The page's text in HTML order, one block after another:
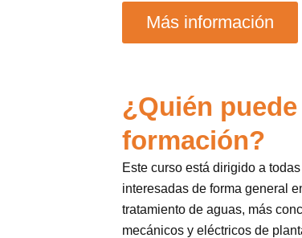
Más información
¿Quién
formación?
Este curso está dirigido a
interesadas de forma general
tratamiento de aguas, más
mecánicos y eléctricos de